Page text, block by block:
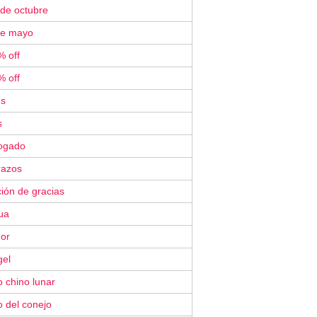
octubre
mayo
off
off
de gracias
chino lunar
del conejo